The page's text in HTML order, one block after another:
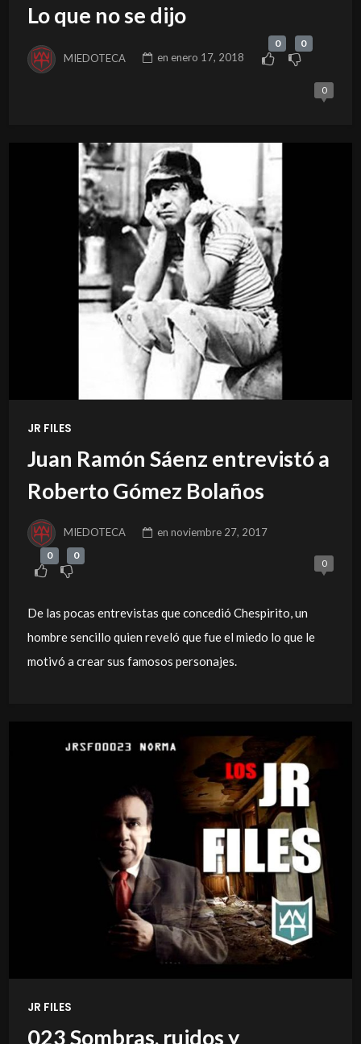
Lo que no se dijo
MIEDOTECA en enero 17, 2018
0 0
0
JR FILES
Juan Ramón Sáenz entrevistó a
Roberto Gómez Bolaños
MIEDOTECA ennoviembre 27, 2017
0 0
0
De las pocas entrevistas que concedió Chespirito, un
hombre sencillo quien reveló que fue el miedo lo que le
motivó a crear sus famosos personajes.
JR FILES
023 Sombras, ruidos y